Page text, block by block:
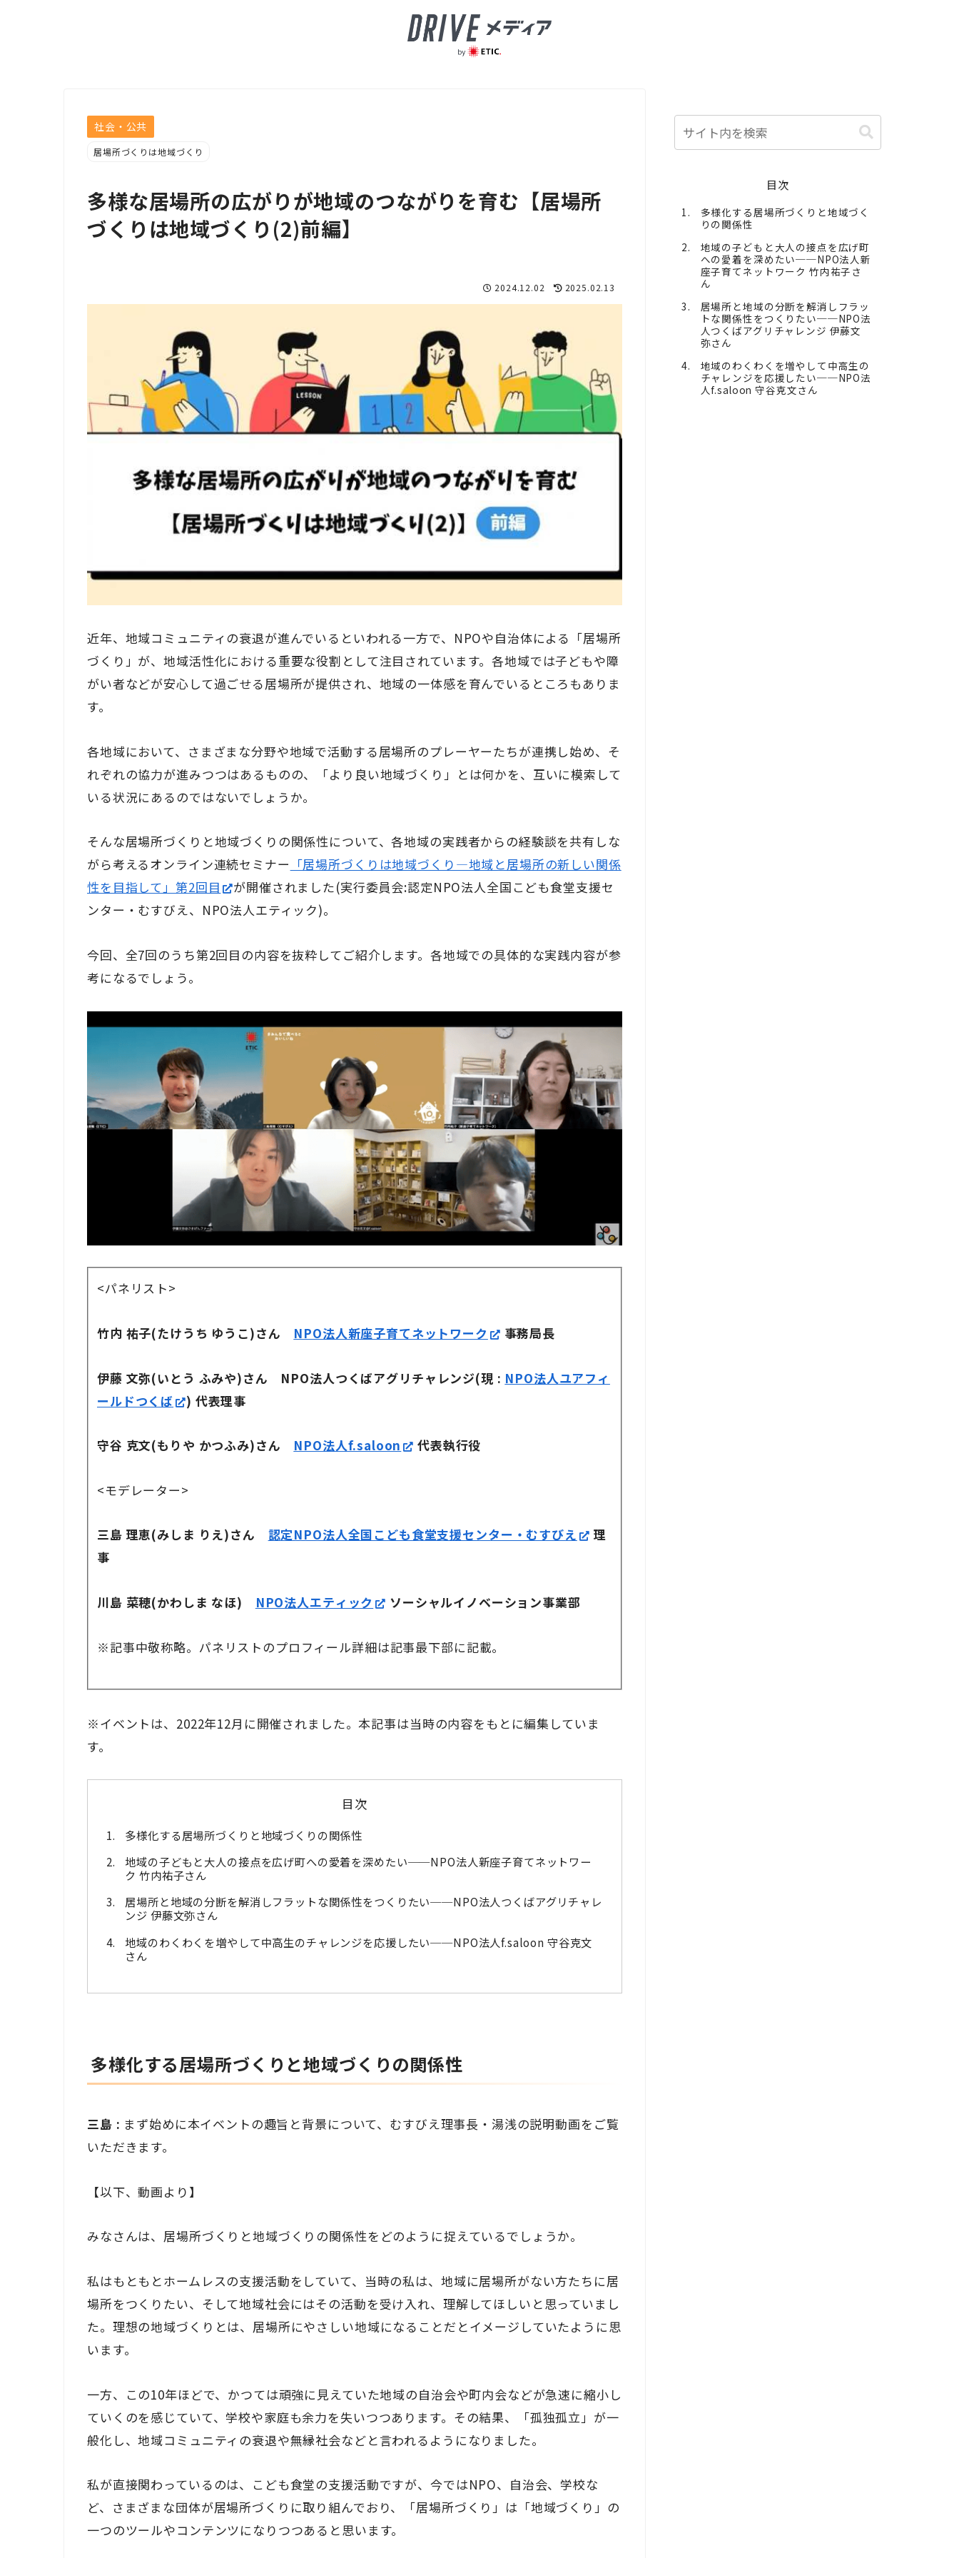
社会・公共
居場所づくりは地域づくり
多様な居場所の広がりが地域のつながりを育む【居場所
づくりは地域づくり(2)前編】
2024.12.02 2025.02.13
近年、地域コミュニティの衰退が進んでいるといわれる一方で、NPOや自治体による「居場所
づくり」が、地域活性化における重要な役割として注目されています。各地域では子どもや障
がい者などが安心して過ごせる居場所が提供され、地域の一体感を育んでいるところもありま
す。
各地域において、さまざまな分野や地域で活動する居場所のプレーヤーたちが連携し始め、そ
れぞれの協力が進みつつはあるものの、「より良い地域づくり」とは何かを、互いに模索して
いる状況にあるのではないでしょうか。
そんな居場所づくりと地域づくりの関係性について、各地域の実践者からの経験談を共有しな
がら考えるオンライン連続セミナー 「居場所づくりは地域づくり―地域と居場所の新しい関係
性を目指して」第2回目
が開催されました(実行委員会:認定NPO法人全国こども食堂支援セ
ンター・むすびえ、NPO法人エティック)。
今回、全7回のうち第2回目の内容を抜粋してご紹介します。各地域での具体的な実践内容が参
考になるでしょう。
<パネリスト>
竹内 祐子(たけうち ゆうこ)さん NPO法人新座子育てネットワーク 事務局長
伊藤 文弥(いとう ふみや)さん NPO法人つくばアグリチャレンジ(現 : NPO法人ユアフィ
ールドつくば
) 代表理事
守谷 克文(もりや かつふみ)さん NPO法人f.saloon 代表執行役
<モデレーター>
三島 理恵(みしま りえ)さん 認定NPO法人全国こども食堂支援センター・むすびえ
理
事
川島 菜穂(かわしま なほ) NPO法人エティック ソーシャルイノベーション事業部
※記事中敬称略。パネリストのプロフィール詳細は記事最下部に記載。
※イベントは、2022年12月に開催されました。本記事は当時の内容をもとに編集していま
す。
目次
多様化する居場所づくりと地域づくりの関係性
地域の子どもと大人の接点を広げ町への愛着を深めたい──NPO法人新座子育てネットワー
ク 竹内祐子さん
居場所と地域の分断を解消しフラットな関係性をつくりたい──NPO法人つくばアグリチャレ
ンジ 伊藤文弥さん
地域のわくわくを増やして中高生のチャレンジを応援したい──NPO法人f.saloon 守谷克文
さん
多様化する居場所づくりと地域づくりの関係性
三島 : まず始めに本イベントの趣旨と背景について、むすびえ理事長・湯浅の説明動画をご覧
いただきます。
【以下、動画より】
みなさんは、居場所づくりと地域づくりの関係性をどのように捉えているでしょうか。
私はもともとホームレスの支援活動をしていて、当時の私は、地域に居場所がない方たちに居
場所をつくりたい、そして地域社会にはその活動を受け入れ、理解してほしいと思っていまし
た。理想の地域づくりとは、居場所にやさしい地域になることだとイメージしていたように思
います。
一方、この10年ほどで、かつては頑強に見えていた地域の自治会や町内会などが急速に縮小し
ていくのを感じていて、学校や家庭も余力を失いつつあります。その結果、「孤独孤立」が一
般化し、地域コミュニティの衰退や無縁社会などと言われるようになりました。
私が直接関わっているのは、こども食堂の支援活動ですが、今ではNPO、自治会、学校な
ど、さまざまな団体が居場所づくりに取り組んでおり、「居場所づくり」は「地域づくり」の
一つのツールやコンテンツになりつつあると思います。
目次
多様化する居場所づくりと地域づく
りの関係性
地域の子どもと大人の接点を広げ町
への愛着を深めたい──NPO法人新
座子育てネットワーク 竹内祐子さ
ん
居場所と地域の分断を解消しフラッ
トな関係性をつくりたい──NPO法
人つくばアグリチャレンジ 伊藤文
弥さん
地域のわくわくを増やして中高生の
チャレンジを応援したい──NPO法
人f.saloon 守谷克文さん